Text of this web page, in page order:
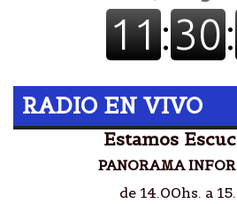
RADIO EN VIVO
Estamos
PANORAMA
de 14.00hs. a